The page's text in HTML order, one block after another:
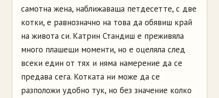
самотна жена, наближаваща петдесетте, с две
котки, е равнозначно на това да обявиш край
на живота си. Катрин Стандиш е преживяла
много плашещи моменти, но е оцеляла след
всеки един от тях и няма намерение да се
предава сега. Котката ни може да се
разположи удобно тук, но без значение колко